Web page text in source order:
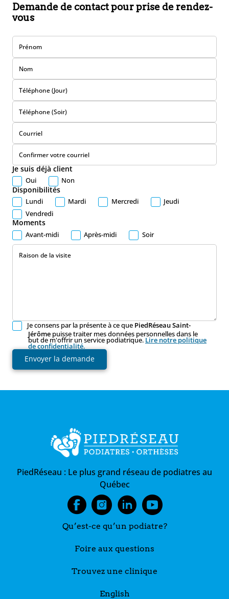
Demande de contact pour prise de rendez-
vous
Prénom
Nom
Téléphone (Jour)
Téléphone (Soir)
Courriel
Confirmer votre courriel
Je suis déjà client
Oui Non
Disponibilités
Lundi Mardi Mercredi
Jeudi
Vendredi
Moments
Avant-midi Après-midi Soir
Raison de la visite
Je consens par la présente à ce que PiedRéseau Saint-
Jérôme puisse traiter mes données personnelles dans le
but de m'offrir un service podiatrique. Lire notre politique
de confidentialité.
Envoyer la demande
PiedRéseau : Le plus grand réseau de podiatres au
Québec
Qu’est-ce qu’un podiatre?
Foire aux questions
Trouvez une clinique
English